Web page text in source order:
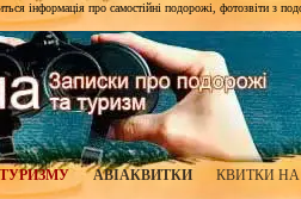
інформація про самостійні подорожі, фотозвіти з
АВІАКВИТКИ КВИТКИ